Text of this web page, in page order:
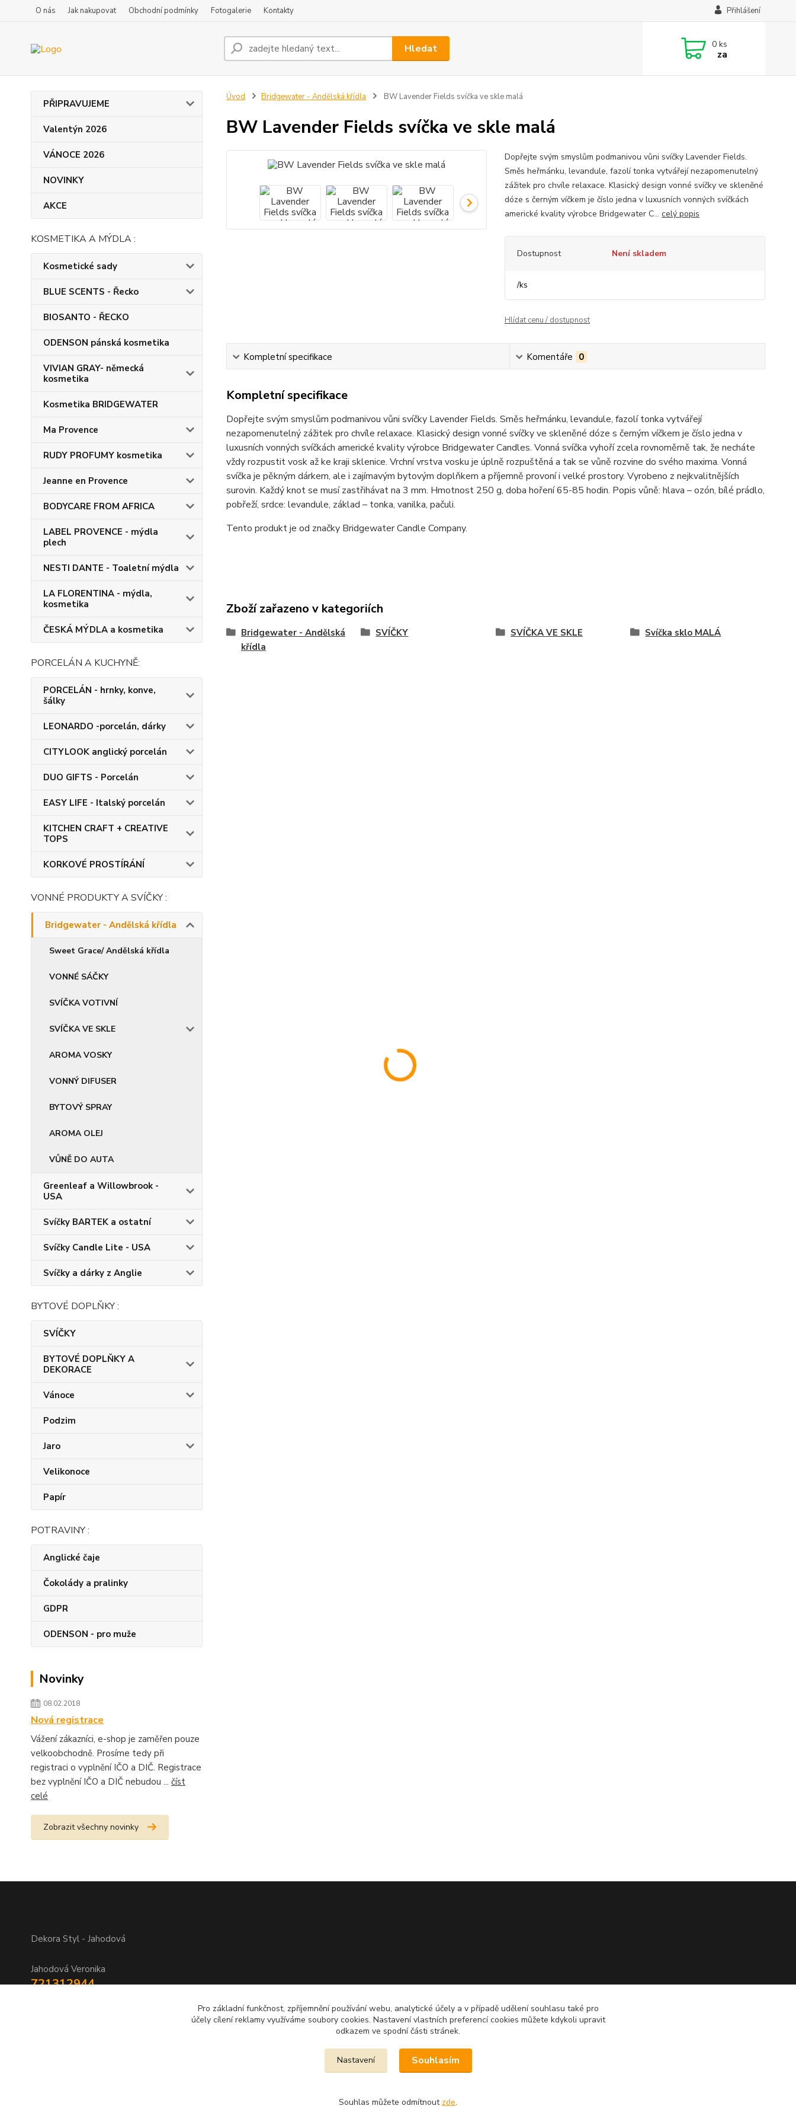
O nás Jak nakupovat Obchodní podmínky Fotogalerie Kontakty Přihlášení
Hledat 0 ks
za
PŘIPRAVUJEME
Valentýn 2026
VÁNOCE 2026
NOVINKY
AKCE
KOSMETIKA A MÝDLA :
Kosmetické sady
BLUE SCENTS - Řecko
BIOSANTO - ŘECKO
ODENSON pánská kosmetika
VIVIAN GRAY- německá
kosmetika
Kosmetika BRIDGEWATER
Ma Provence
RUDY PROFUMY kosmetika
Jeanne en Provence
BODYCARE FROM AFRICA
LABEL PROVENCE - mýdla
plech
NESTI DANTE - Toaletní mýdla
LA FLORENTINA - mýdla,
kosmetika
ČESKÁ MÝDLA a kosmetika
PORCELÁN A KUCHYNĚ:
PORCELÁN - hrnky, konve,
šálky
LEONARDO -porcelán, dárky
CITYLOOK anglický porcelán
DUO GIFTS - Porcelán
EASY LIFE - Italský porcelán
KITCHEN CRAFT + CREATIVE
TOPS
KORKOVÉ PROSTÍRÁNÍ
VONNÉ PRODUKTY A SVÍČKY :
Bridgewater - Andělská křídla
Sweet Grace/ Andělská křídla
VONNÉ SÁČKY
SVÍČKA VOTIVNÍ
SVÍČKA VE SKLE
AROMA VOSKY
VONNÝ DIFUSER
BYTOVÝ SPRAY
AROMA OLEJ
VŮNĚ DO AUTA
Greenleaf a Willowbrook -
USA
Svíčky BARTEK a ostatní
Svíčky Candle Lite - USA
Svíčky a dárky z Anglie
BYTOVÉ DOPLŇKY :
SVÍČKY
BYTOVÉ DOPLŇKY A
DEKORACE
Vánoce
Podzim
Jaro
Velikonoce
Papír
POTRAVINY :
Anglické čaje
Čokolády a pralinky
GDPR
ODENSON - pro muže
Novinky
08.02.2018
Nová registrace
Vážení zákazníci, e-shop je zaměřen pouze
velkoobchodně. Prosíme tedy při
registraci o vyplnění IČO a DIČ. Registrace
bez vyplnění IČO a DIČ nebudou ... číst
celé
Zobrazit všechny novinky
Úvod Bridgewater - Andělská křídla BW Lavender Fields svíčka ve skle malá
BW Lavender Fields svíčka ve skle malá
Dopřejte svým smyslům podmanivou vůni svíčky Lavender Fields.
Směs heřmánku, levandule, fazolí tonka vytvářejí nezapomenutelný
zážitek pro chvíle relaxace. Klasický design vonné svíčky ve skleněné
dóze s černým víčkem je číslo jedna v luxusních vonných svíčkách
americké kvality výrobce Bridgewater C... celý popis
Dostupnost Není skladem
/ks
Hlídat cenu / dostupnost
Kompletní specifikace Komentáře 0
Kompletní specifikace
Dopřejte svým smyslům podmanivou vůni svíčky Lavender Fields. Směs heřmánku, levandule, fazolí tonka vytvářejí
nezapomenutelný zážitek pro chvíle relaxace. Klasický design vonné svíčky ve skleněné dóze s černým víčkem je číslo jedna v
luxusních vonných svíčkách americké kvality výrobce Bridgewater Candles. Vonná svíčka vyhoří zcela rovnoměrně tak, že necháte
vždy rozpustit vosk až ke kraji sklenice. Vrchní vrstva vosku je úplně rozpuštěná a tak se vůně rozvine do svého maxima. Vonná
svíčka je pěkným dárkem, ale i zajímavým bytovým doplňkem a příjemně provoní i velké prostory. Vyrobeno z nejkvalitnějších
surovin. Každý knot se musí zastřihávat na 3 mm. Hmotnost 250 g, doba hoření 65-85 hodin. Popis vůně: hlava – ozón, bílé prádlo,
pobřeží, srdce: levandule, základ – tonka, vanilka, pačuli.
Tento produkt je od značky Bridgewater Candle Company.
Zboží zařazeno v kategoriích
Bridgewater - Andělská
křídla
SVÍČKY SVÍČKA VE SKLE Svíčka sklo MALÁ
Dekora Styl - Jahodová
Jahodová Veronika
721312944
Pro základní funkčnost, zpříjemnění používání webu, analytické účely a v případě udělení souhlasu také pro
účely cílení reklamy využíváme soubory cookies. Nastavení vlastních preferencí cookies můžete kdykoli upravit
odkazem ve spodní části stránek.
Nastavení Souhlasím
Souhlas můžete odmítnout zde.